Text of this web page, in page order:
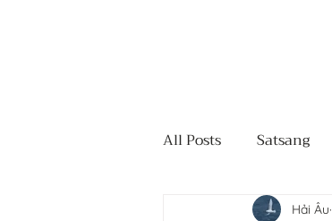
All Posts Satsang
Hải Âu